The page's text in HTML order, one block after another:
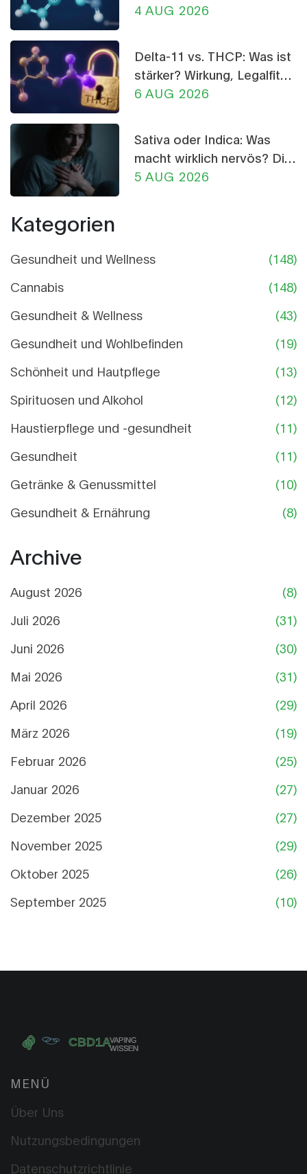
Detail
4 AUG 2026
Delta-11 vs. THCP: Was ist
stärker? Wirkung, Legalfität
und Risiken im Vergleich
6 AUG 2026
Sativa oder Indica: Was
macht wirklich nervös? Die
Wahrheit über CBD-
5 AUG 2026
Kategorien
Gesundheit und Wellness
(148)
Cannabis
(148)
Gesundheit & Wellness
(43)
Gesundheit und Wohlbefinden
(19)
Schönheit und Hautpflege
(13)
Spirituosen und Alkohol
(12)
Haustierpflege und -gesundheit
(11)
Gesundheit
(11)
Getränke & Genussmittel
(10)
Gesundheit & Ernährung
(8)
Archive
August 2026
(8)
Juli 2026
(31)
Juni 2026
(30)
Mai 2026
(31)
April 2026
(29)
März 2026
(19)
Februar 2026
(25)
Januar 2026
(27)
Dezember 2025
(27)
November 2025
(29)
Oktober 2025
(26)
September 2025
(10)
MENÜ
Über Uns
Nutzungsbedingungen
Datenschutzrichtlinie